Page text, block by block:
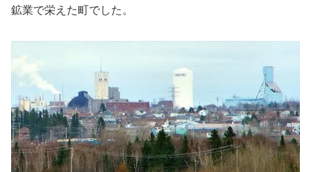
鉱業で栄えた町でした。